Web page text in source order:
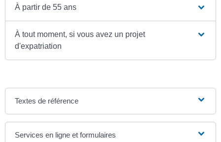
À partir de 55 ans
À tout moment, si vous avez un projet
d'expatriation
Textes de référence
Services en ligne et formulaires